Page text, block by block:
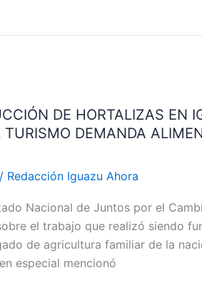
DE HORTALIZAS EN
DEMANDA
/ Redacción Iguazu Ahora
Nacional de Juntos por el
el trabajo que realizó siendo
de agricultura familiar de la
especial mencionó